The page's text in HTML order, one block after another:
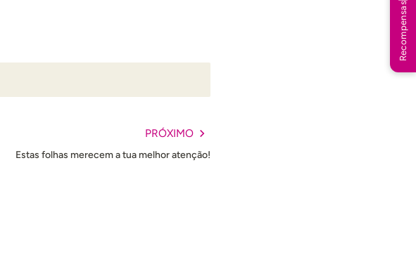
PRÓXIMO
Estas folhas merecem a tua melhor atenção!
Recompensas